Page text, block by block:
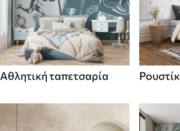
Αθλητική ταπετσαρία Ρουστίκ